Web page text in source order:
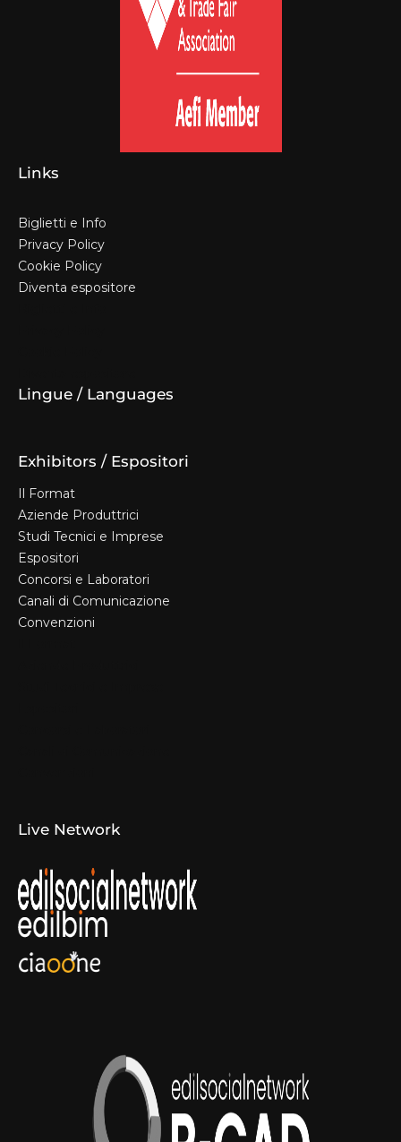
Links
Biglietti e Info
Privacy Policy
Cookie Policy
Diventa espositore
Lingue / Languages
Exhibitors / Espositori
Il Format
Aziende Produttrici
Studi Tecnici e Imprese
Espositori
Concorsi e Laboratori
Canali di Comunicazione
Convenzioni
Live Network